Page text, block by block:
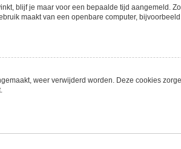
blijf je maar voor een bepaalde tijd aangemeld.
maakt van een openbare computer,
weer verwijderd worden. Deze cookies